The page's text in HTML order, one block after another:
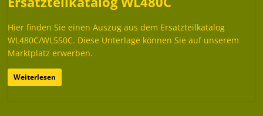
Hier finden Sie einen Auszug aus dem Ersatzteilkatalog
WL480C/WL550C. Diese Unterlage können Sie auf unserem
Marktplatz erwerben.
Weiterlesen